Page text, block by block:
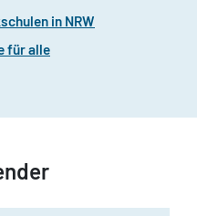
in NRW
für alle